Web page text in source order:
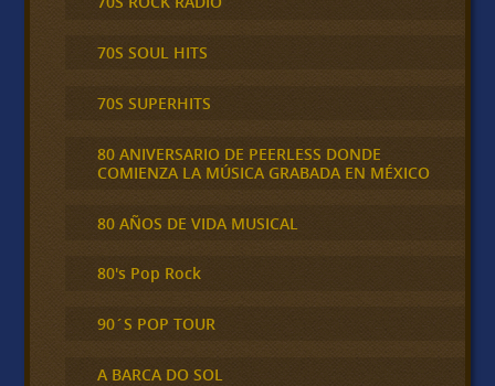
70S SOUL HITS
70S SUPERHITS
80 ANIVERSARIO DE PEERLESS DONDE
COMIENZA LA MÚSICA GRABADA EN MÉXICO
80 AÑOS DE VIDA MUSICAL
80's Pop Rock
90´S POP TOUR
A BARCA DO SOL